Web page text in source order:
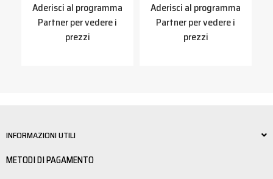
Aderisci al programma
Partner per vedere i
prezzi
Aderisci al programma
Partner per vedere i
prezzi
INFORMAZIONI UTILI
METODI DI PAGAMENTO